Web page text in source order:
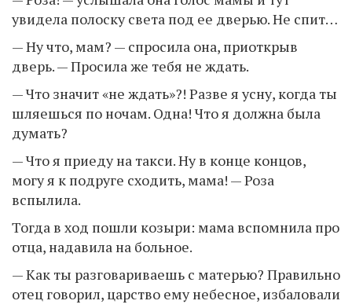
увидела полоску света под ее дверью. Не спит…
— Ну что, мам? — спросила она, приоткрыв
дверь. — Просила же тебя не ждать.
— Что значит «не ждать»?! Разве я усну, когда ты
шляешься по ночам. Одна! Что я должна была
думать?
— Что я приеду на такси. Ну в конце концов,
могу я к подруге сходить, мама! — Роза
вспылила.
Тогда в ход пошли козыри: мама вспомнила про
отца, надавила на больное.
— Как ты разговариваешь с матерью? Правильно
отец говорил, царство ему небесное, избаловали